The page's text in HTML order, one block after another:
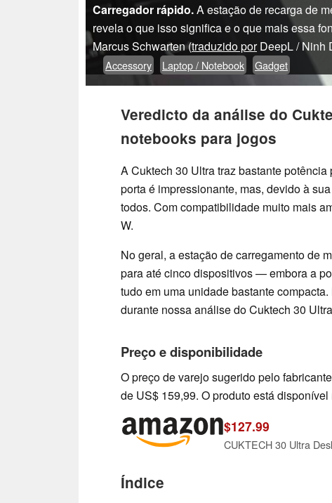
Carregador rápido.A estação de recarga de
revela o que isso significa e o que mais essa
Marcus Schwarten (traduzido porDeepL / Ninh
Accessory Laptop / Notebook Gadget
Veredicto da análise do
notebooks para jogos
A Cuktech 30 Ultra traz bastante
porta é impressionante, mas, devido à
todos. Com compatibilidade muito mais
W.
No geral, a estação de carregamento de
para até cinco dispositivos — embora a
tudo em uma unidade bastante
durante nossa análise do Cuktech 30
Preço e disponibilidade
O preço de varejo sugerido pelo
de US$ 159,99. O produto está disponível
$127.99
Índice